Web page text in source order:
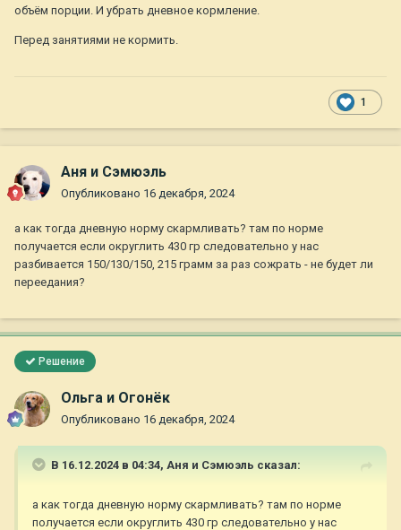
объём порции. И убрать дневное кормление.
Перед занятиями не кормить.
1
Аня и Сэмюэль
Опубликовано 16 декабря, 2024
а как тогда дневную норму скармливать? там по норме
получается если округлить 430 гр следовательно у нас
разбивается 150/130/150, 215 грамм за раз сожрать - не будет ли
переедания?
Решение
Ольга и Огонёк
Опубликовано 16 декабря, 2024
В 16.12.2024 в 04:34, Аня и Сэмюэль сказал:
а как тогда дневную норму скармливать? там по норме
получается если округлить 430 гр следовательно у нас